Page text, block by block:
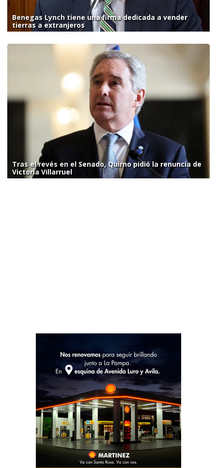
Benegas Lynch tiene una firma dedicada a vender
tierras a extranjeros
Tras el revés en el Senado, Quirno pidió la renuncia de
Victoria Villarruel